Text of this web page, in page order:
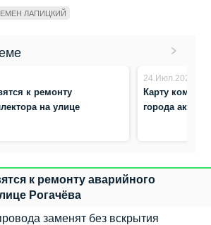
ЛАПИЦКИЙ
к ремонту
на улице
24.Июл.2026
Карту
города
к ремонту аварийного
Рогачёва
заменят без вскрытия